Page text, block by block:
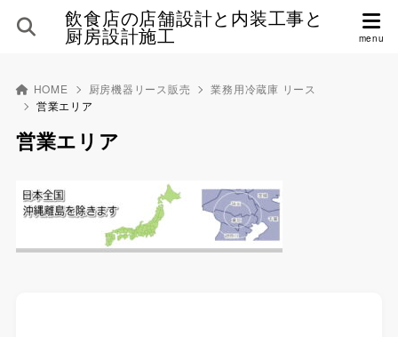
飲食店の店舗設計と内装工事と
厨房設計施工
HOME 厨房機器リース販売
業務用冷蔵庫 リース
営業エリア
営業エリア